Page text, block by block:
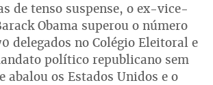
de tenso suspense, o ex-vice-
Obama superou o número
delegados no Colégio Eleitoral e
político republicano sem
abalou os Estados Unidos e o